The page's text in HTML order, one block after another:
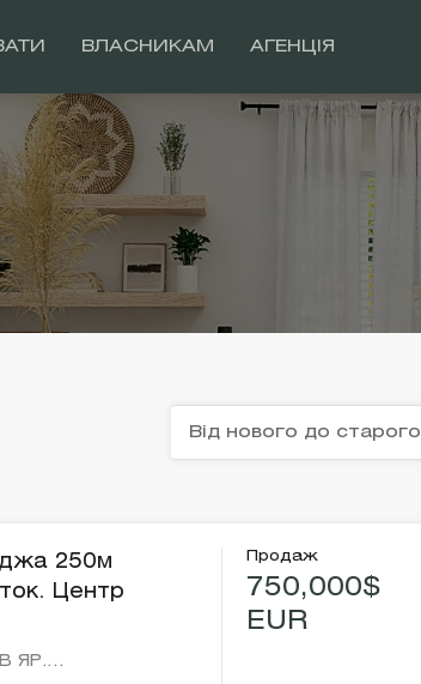
ВЛАСНИКАМ АГЕНЦІЯ
Від нового до старого
250м
Центр
ЯР.…
Продаж
750,000$
EUR